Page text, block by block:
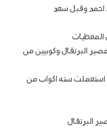
احمد وقبل سعد
البرتقال وكوبيين من
استعملت سته اكواب من
البرتقال